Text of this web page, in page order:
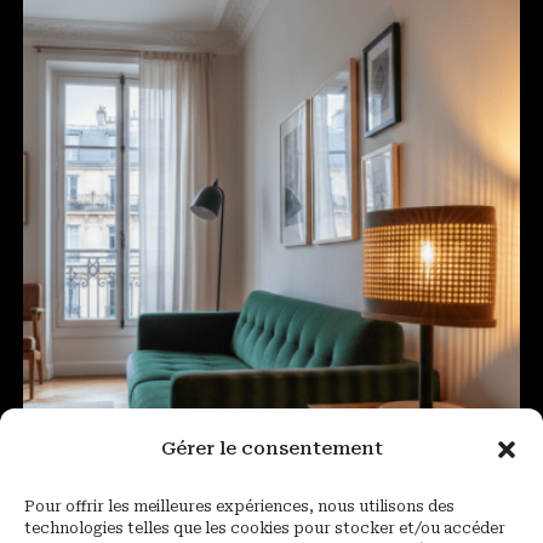
Gérer le consentement
Pour offrir les meilleures expériences, nous utilisons des
technologies telles que les cookies pour stocker et/ou accéder